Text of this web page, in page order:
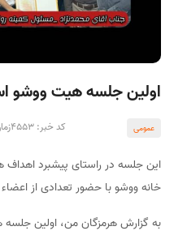
اولین جلسه هیت ووشو
عمومی کد خبر: 4553
این جلسه در راستای پیشبرد
خانه ووشو با حضور تعدادی از اعضاء
به گزارش هرمزگان من، اولین